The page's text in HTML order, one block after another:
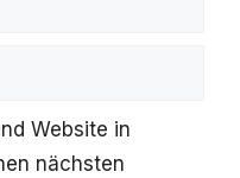
Website in
nächsten